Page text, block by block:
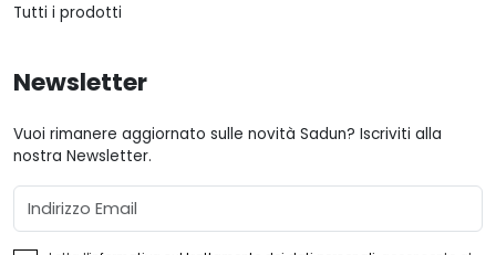
Tutti i prodotti
Newsletter
Vuoi rimanere aggiornato sulle novità Sadun? Iscriviti alla
nostra Newsletter.
Email